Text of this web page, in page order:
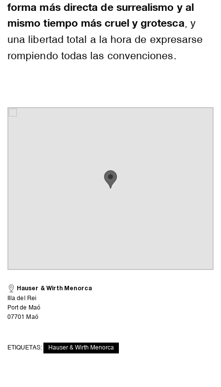
forma más directa de surrealismo y al
mismo tiempo más cruel y grotesca , y
una libertad total a la hora de expresarse
rompiendo todas las convenciones.
Hauser & Wirth Menorca
Illa del Rei
Port de Maó
07701 Maó
ETIQUETAS: Hauser & Wirth Menorca